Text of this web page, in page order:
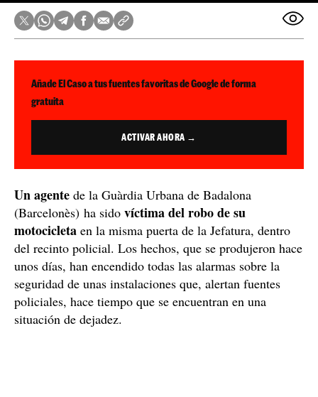
Añade El Caso a tus fuentes favoritas de Google de forma
gratuita
ACTIVAR AHORA →
Un agente de la Guàrdia Urbana de Badalona
(Barcelonès) ha sido víctima del robo de su
motocicleta en la misma puerta de la Jefatura, dentro
del recinto policial. Los hechos, que se produjeron hace
unos días, han encendido todas las alarmas sobre la
seguridad de unas instalaciones que, alertan fuentes
policiales, hace tiempo que se encuentran en una
situación de dejadez.